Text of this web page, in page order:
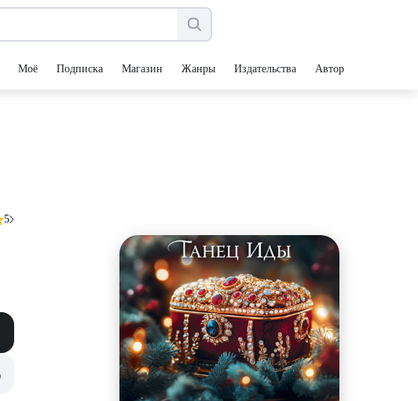
Моё Подписка Магазин Жанры Издательства Авторы
5